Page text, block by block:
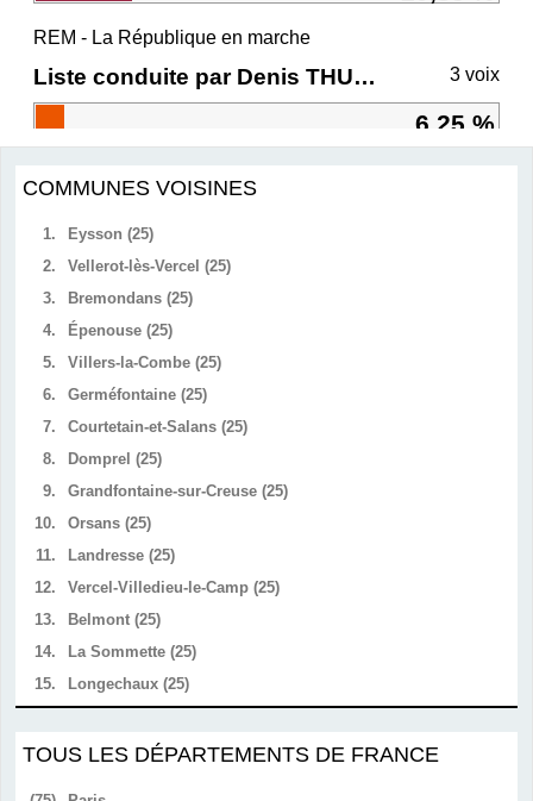
REM - La République en marche
Liste conduite par Denis THURIOT 3 voix
6,25 %
COMMUNES VOISINES
1.
Eysson (25)
2.
Vellerot-lès-Vercel (25)
3.
Bremondans (25)
4.
Épenouse (25)
5.
Villers-la-Combe (25)
6.
Germéfontaine (25)
7.
Courtetain-et-Salans (25)
8.
Domprel (25)
9.
Grandfontaine-sur-Creuse (25)
10.
Orsans (25)
11.
Landresse (25)
12.
Vercel-Villedieu-le-Camp (25)
13.
Belmont (25)
14.
La Sommette (25)
15.
Longechaux (25)
TOUS LES DÉPARTEMENTS DE FRANCE